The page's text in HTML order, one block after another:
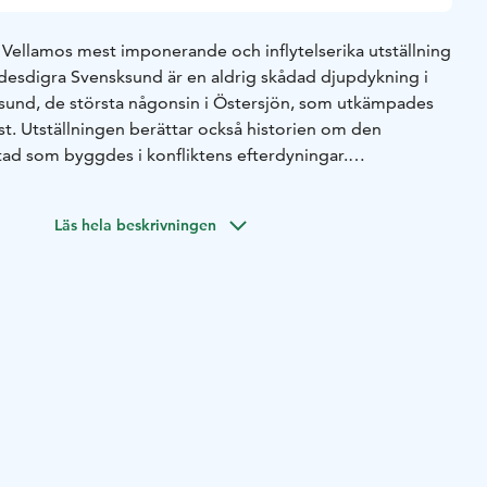
mest imponerande och inflytelserika utställning
Svensksund är en aldrig skådad djupdykning i
de största någonsin i Östersjön, som utkämpades
Utställningen berättar också historien om den
som byggdes i konfliktens efterdyningar.
för tusentals sjömän, soldater och vanliga
Läs hela beskrivningen